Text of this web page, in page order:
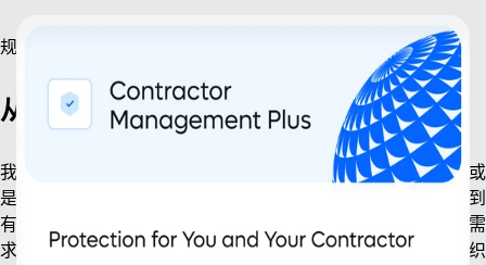
规模拓展
从容布局，稳步扩张
我们助力企业从容应对各阶段发展机遇。无论是设立新主体，或
是知识产权管理，我们的解决方案可助你简化出海流程，从无到
有，逐步扩张。我们提供的工具兼顾企业当下运营与长远发展需
求，涵盖合同工管理、持续合规风控等模块，助力企业实现组织